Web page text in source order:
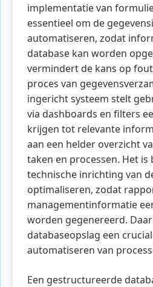
implementatie van
essentieel om de
automatiseren, zodat
database kan worden
vermindert de kans op
proces van
ingericht systeem stelt
via dashboards en filters
krijgen tot relevante
aan een helder overzicht
taken en processen. Het
technische inrichting van
optimaliseren, zodat
managementinformatie
worden gegenereerd.
databaseopslag een
automatiseren van
Een gestructureerde